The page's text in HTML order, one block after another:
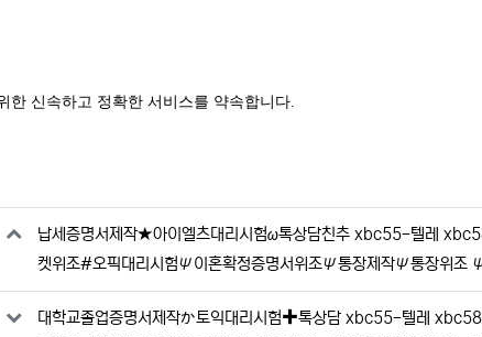
한 신속하고 정확한 서비스를 약속합니다.
납세증명서제작★아이엘츠대리시험ω톡상담친추 xbc55-텔레
켓위조#오픽대리시험Ψ이혼확정증명서위조Ψ통장제작Ψ통장위조
대학교졸업증명서제작か토익대리시험✚톡상담 xbc55-텔레 xbc58